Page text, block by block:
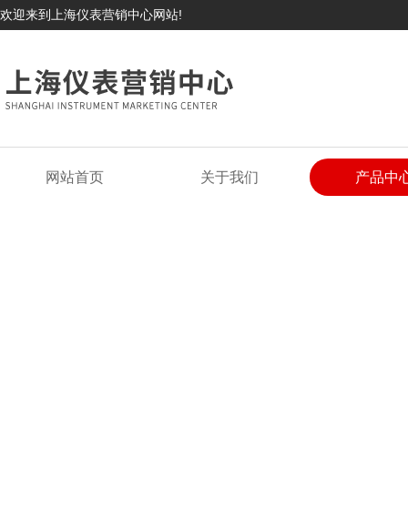
欢迎来到上海仪表营销中心网站!
网站首页 关于我们 产品中